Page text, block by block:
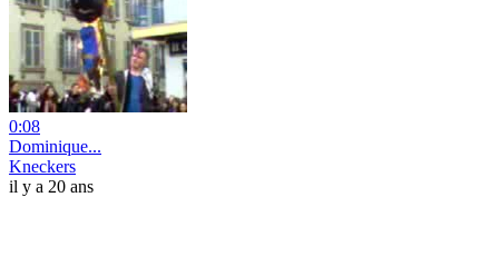
0:08
Dominique...
Kneckers
il y a 20 ans